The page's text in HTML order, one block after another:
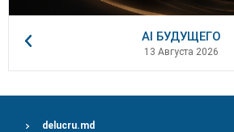
AI БУДУЩЕГО
13 Августа 2026
delucru.md